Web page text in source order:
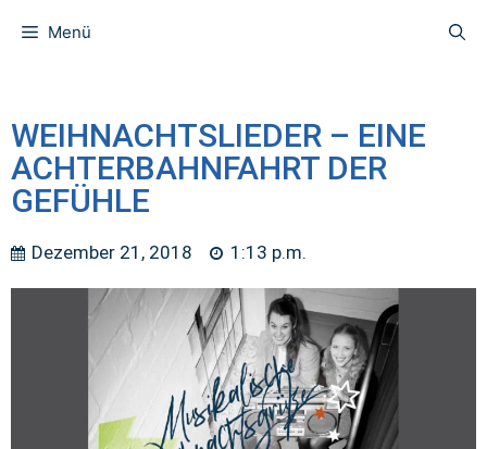
Menü
WEIHNACHTSLIEDER – EINE
ACHTERBAHNFAHRT DER
GEFÜHLE
Dezember 21, 2018 1:13 p.m.